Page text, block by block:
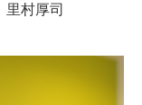
里村厚司